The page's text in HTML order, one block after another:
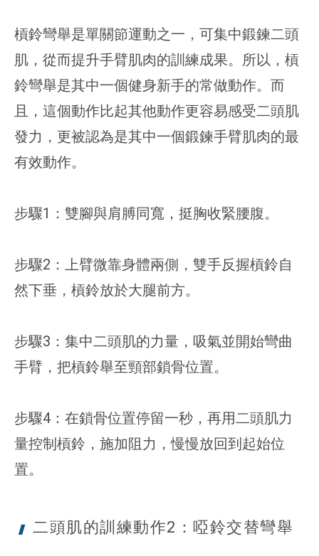
槓鈴彎舉是單關節運動之一，可集中鍛鍊二頭
肌，從而提升手臂肌肉的訓練成果。所以，槓
鈴彎舉是其中一個健身新手的常做動作。而
且，這個動作比起其他動作更容易感受二頭肌
發力，更被認為是其中一個鍛鍊手臂肌肉的最
有效動作。
步驟1：雙腳與肩膊同寬，挺胸收緊腰腹。
步驟2：上臂微靠身體兩側，雙手反握槓鈴自
然下垂，槓鈴放於大腿前方。
步驟3：集中二頭肌的力量，吸氣並開始彎曲
手臂，把槓鈴舉至頸部鎖骨位置。
步驟4：在鎖骨位置停留一秒，再用二頭肌力
量控制槓鈴，施加阻力，慢慢放回到起始位
置。
二頭肌的訓練動作2：啞鈴交替彎舉